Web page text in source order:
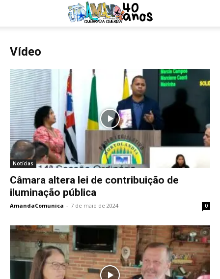
Vídeo
Notícias
Câmara altera lei de contribuição de
iluminação pública
AmandaComunica - 7 de maio de 2024 0